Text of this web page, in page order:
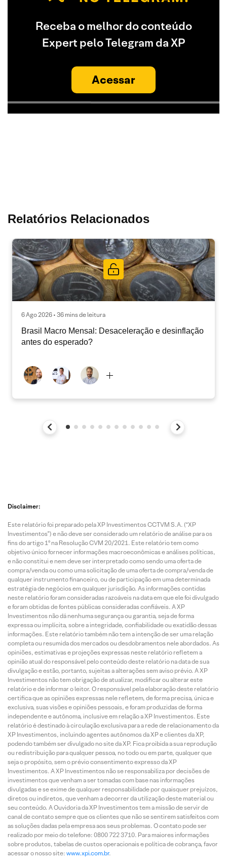
Receba o melhor do conteúdo
Expert pelo Telegram da XP
Acessar
Relatórios Relacionados
6 Ago 2026 • 36 mins de leitura
Brasil Macro Mensal: Desaceleração e desinflação
antes do esperado?
Disclaimer:
Este relatório foi preparado pela XP Investimentos CCTVM S.A. (“XP
Investimentos”) e não deve ser considerado um relatório de análise para os
fins do artigo 1º na Resolução CVM 20/2021. Este relatório tem como
objetivo único fornecer informações macroeconômicas e análises políticas,
e não constitui e nem deve ser interpretado como sendo uma oferta de
compra/venda ou como uma solicitação de uma oferta de compra/venda de
qualquer instrumento financeiro, ou de participação em uma determinada
estratégia de negócios em qualquer jurisdição. As informações contidas
neste relatório foram consideradas razoáveis na data em que ele foi divulgado
e foram obtidas de fontes públicas consideradas confiáveis. A XP
Investimentos não dá nenhuma segurança ou garantia, seja de forma
expressa ou implícita, sobre a integridade, confiabilidade ou exatidão dessas
informações. Este relatório também não tem a intenção de ser uma relação
completa ou resumida dos mercados ou desdobramentos nele abordados. As
opiniões, estimativas e projeções expressas neste relatório refletem a
opinião atual do responsável pelo conteúdo deste relatório na data de sua
divulgação e estão, portanto, sujeitas a alterações sem aviso prévio. A XP
Investimentos não tem obrigação de atualizar, modificar ou alterar este
relatório e de informar o leitor. O responsável pela elaboração deste relatório
certifica que as opiniões expressas nele refletem, de forma precisa, única e
exclusiva, suas visões e opiniões pessoais, e foram produzidas de forma
independente e autônoma, inclusive em relação a XP Investimentos. Este
relatório é destinado à circulação exclusiva para a rede de relacionamento da
XP Investimentos, incluindo agentes autônomos da XP e clientes da XP,
podendo também ser divulgado no site da XP. Fica proibida a sua reprodução
ou redistribuição para qualquer pessoa, no todo ou em parte, qualquer que
seja o propósito, sem o prévio consentimento expresso da XP
Investimentos. A XP Investimentos não se responsabiliza por decisões de
investimentos que venham a ser tomadas com base nas informações
divulgadas e se exime de qualquer responsabilidade por quaisquer prejuízos,
diretos ou indiretos, que venham a decorrer da utilização deste material ou
seu conteúdo. A Ouvidoria da XP Investimentos tem a missão de servir de
canal de contato sempre que os clientes que não se sentirem satisfeitos com
as soluções dadas pela empresa aos seus problemas. O contato pode ser
realizado por meio do telefone: 0800 722 3710. Para maiores informações
sobre produtos, tabelas de custos operacionais e política de cobrança, favor
acessar o nosso site: www.xpi.com.br.